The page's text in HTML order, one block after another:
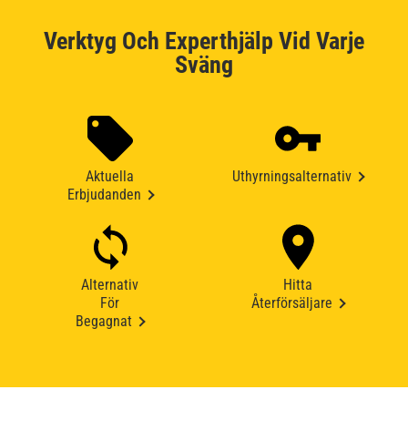
Verktyg Och Experthjälp Vid Varje
Sväng
Aktuella
Erbjudanden
Uthyrningsalternativ
Alternativ
För
Begagnat
Hitta
Återförsäljare